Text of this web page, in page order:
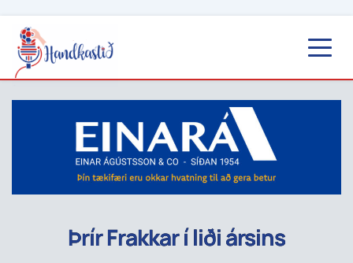
Þrír Frakkar í liði ársins